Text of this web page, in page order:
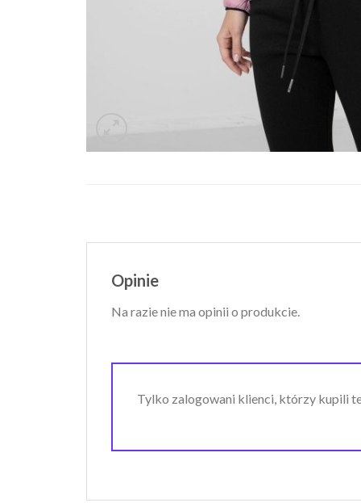
Opinie
Na razie nie ma opinii o produkcie.
Tylko zalogowani klienci, którzy kupili